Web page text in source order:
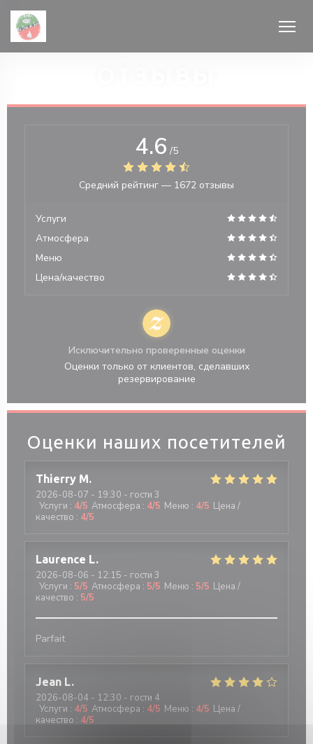
Панель управления cookies
Оценки наших посетителей
Thierry M
2026-08-07 - 19:30 - гости 3
Услуги : 4/5 Атмосфера : 4/5 Меню : 4/5 Цена /
качество : 4/5
Laurence L
2026-08-06 - 12:15 - гости 3
Услуги : 5/5 Атмосфера : 5/5 Меню : 5/5 Цена /
качество : 5/5
Parfait
Jean L
2026-08-04 - 12:30 - гости 4
Услуги : 4/5 Атмосфера : 4/5 Меню : 4/5 Цена /
качество : 4/5
4.6 /5
Средний рейтинг — 1672 отзывы
Услуги
Атмосфера
Меню
Цена/качество
Исключительно проверенные оценки
Оценки только от клиентов, сделавших
резервирование